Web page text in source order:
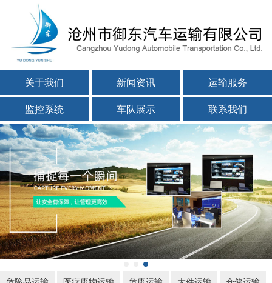
关于我们 新闻资讯
运输服务
监控系统
车队展示 联系我们